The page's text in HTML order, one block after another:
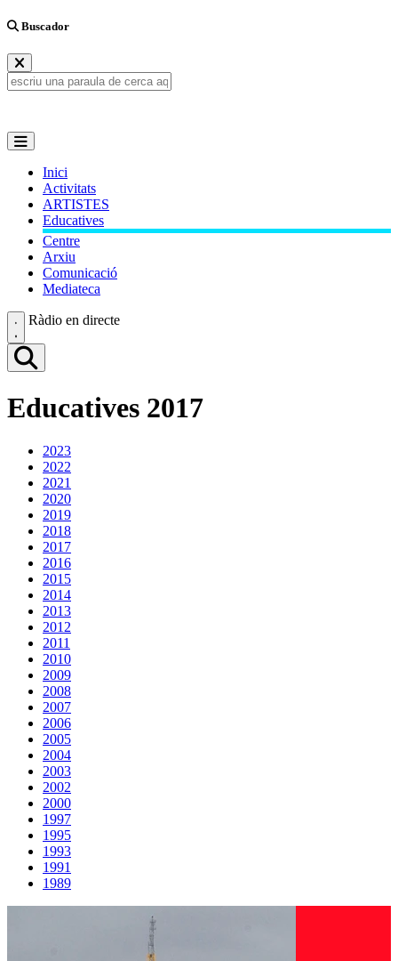
Buscador
Inici
Activitats
ARTISTES
Educatives
Centre
Arxiu
Comunicació
Mediateca
Ràdio en directe
Educatives 2017
2023
2022
2021
2020
2019
2018
2017
2016
2015
2014
2013
2012
2011
2010
2009
2008
2007
2006
2005
2004
2003
2002
2000
1997
1995
1993
1991
1989